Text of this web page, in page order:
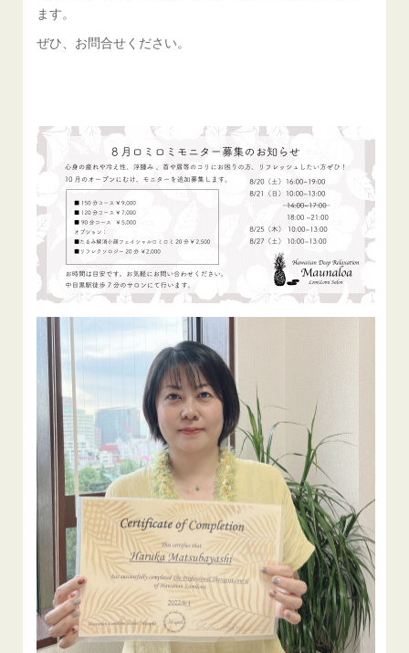
ます。
ぜひ、お問合せください。